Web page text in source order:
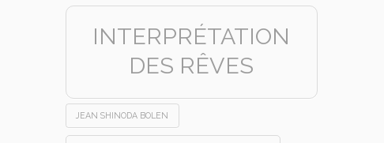
INTERPRÉTATION
DES RÊVES
JEAN SHINODA BOLEN